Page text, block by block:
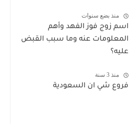
منذ بضع سنوات
اسم زوج فوز الفهد وأهم
المعلومات عنه وما سبب القبض
عليه؟
منذ 3 سنة
فروع شي ان السعودية